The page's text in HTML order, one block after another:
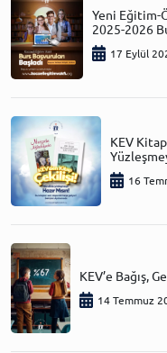
Yeni Eğitim-
2025-2026
17 Eylül
KEV
16
KEV’e Bağış,
14 Temmuz